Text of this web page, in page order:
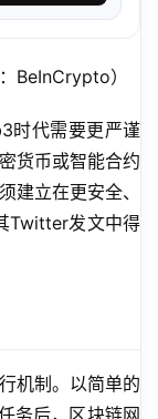
BeInCrypto）
时代需要更严谨
货币或智能合约
建立在更安全、
Twitter发文中得
机制。以简单的